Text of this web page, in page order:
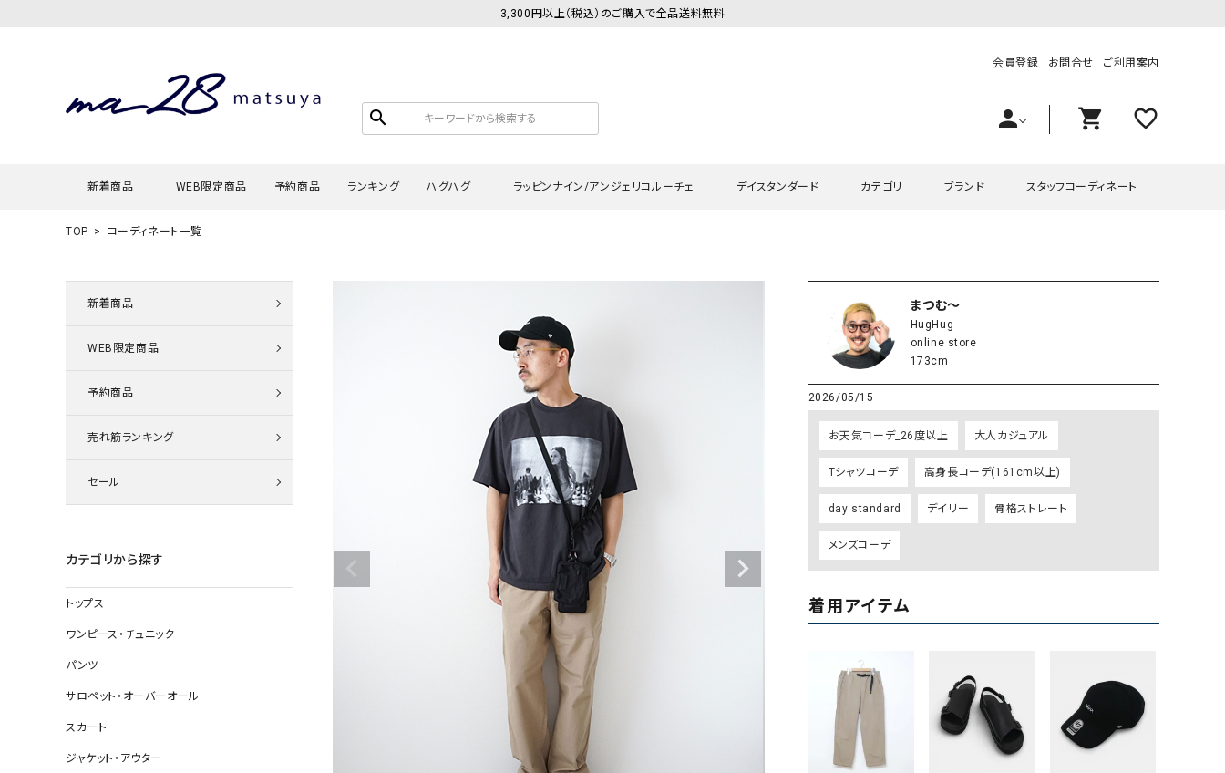
3,300円以上（税込）のご購入で全品送料無料
search
会員登録 お問合せ ご利用案内
person shopping_cart favorite_outline
新着商品 WEB限定商品 予約商品 ランキング ハグハグ
ロング・マキシ丈
その他スカート
すべて見る
ラッピンナイン/アンジェリコルーチェ
カーディガン
タンクトップ・キャミソール
デニムパンツ
その他のパンツ
デイスタンダード
チュニック
ロング・マキシ丈
その他スカート
カテゴリ
ワンピース・チュニック
サロペット・オーバーオール
スカート
ワンピース・チュニック
サロペット・オーバーオール
ジャケット・アウター
ブランド
ラッピンナイン/アンジェリコルーチェ
hagumu（ハグム）
her.（ハードット）
and quarter（アンドクウォーター） HUMS（ハムズ）
day standard（デイスタンダード）
08mab(ゼロハチマブ)
1 metre carre（アンメートルキャレ ）
LAURA DI MAGGIO（ロー
120%lino（ワンハンドレッドトゥエンティ
ーパーセントリノ）
トライブ）
adidas（アディダス） Lallia Mu（ラリア ムー）
mizuiro ind（ミズイロ イン
スタッフコーディネート
TOP コーディネート一覧
新着商品
WEB限定商品
予約商品
売れ筋ランキング
セール
カテゴリから探す
トップス
ワンピース・チュニック
パンツ
サロペット・オーバーオール
スカート
ジャケット・アウター
まつむ～
HugHug
online store
173cm
2026/05/15
お天気コーデ_26度以上 大人カジュアル
Tシャツコーデ 高身長コーデ(161cm以上)
day standard デイリー 骨格ストレート
メンズコーデ
着用アイテム